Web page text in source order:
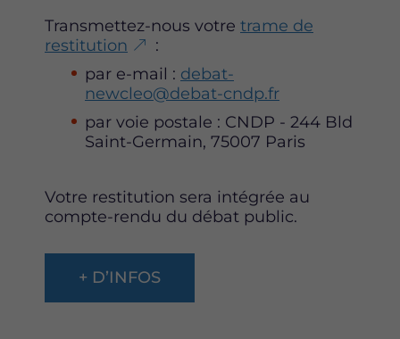
Transmettez-nous votre trame de
restitution
:
par e-mail : debat-
newcleo@debat-cndp.fr
par voie postale : CNDP - 244 Bld
Saint-Germain, 75007 Paris
Votre restitution sera intégrée au
compte-rendu du débat public.
+ D’INFOS